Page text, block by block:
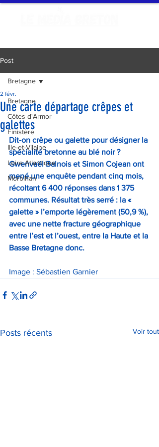
Post
Bretagne
Côtes d'Armor
Finistère
Ille-et-Vilaine
Loire Atlantique
Morbihan
Bretagne
Une carte départage crêpes et
galettes
2 févr.
Dit-on crêpe ou galette pour désigner la
spécialité bretonne au blé noir ?
Gwenvaël Balnois et Simon Cojean ont
mené une enquête pendant cinq mois,
récoltant 6 400 réponses dans 1 375
communes. Résultat très serré : la «
galette » l’emporte légèrement (50,9 %),
avec une nette fracture géographique
entre l’est et l’ouest, entre la Haute et la
Basse Bretagne donc.
Image : Sébastien Garnier
Posts récents Voir tout